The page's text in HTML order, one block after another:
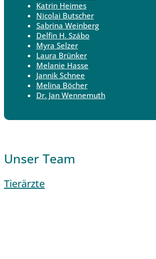
Katrin Heimes
Nicolai Butscher
Sabrina Weinberg
Delfin H. Szábo
Myra Selzer
Laura Brünker
Melanie Hasse
Jannik Schnee
Melina Böcher
Dr. Jan Wennemuth
Unser Team
Tierärzte